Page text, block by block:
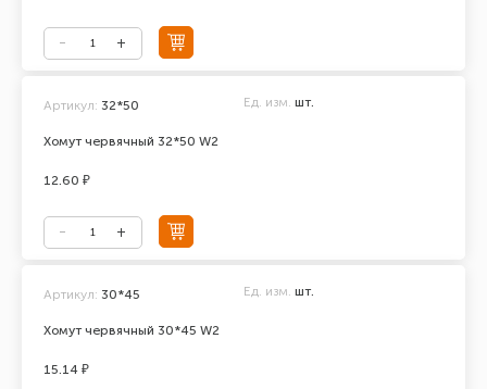
Хомут червячный 32*50 W2
Артикул: 32*50 Ед. изм. шт.
12.60 ₽
Хомут червячный 30*45 W2
Артикул: 30*45 Ед. изм. шт.
15.14 ₽